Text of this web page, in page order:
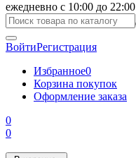
ежедневно с 10:00 до 22:00
ВойтиРегистрация
Избранное0
Корзина покупок
Оформление заказа
0
0